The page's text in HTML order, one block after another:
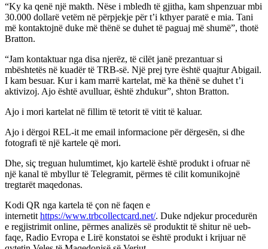
“Ky ka qenë një makth. Nëse i mbledh të gjitha, kam shpenzuar mbi
30.000 dollarë vetëm në përpjekje për t’i kthyer paratë e mia. Tani
më kontaktojnë duke më thënë se duhet të paguaj më shumë”, thotë
Bratton.
“Jam kontaktuar nga disa njerëz, të cilët janë prezantuar si
mbështetës në kuadër të TRB-së. Një prej tyre është quajtur Abigail.
I kam besuar. Kur i kam marrë kartelat, më ka thënë se duhet t’i
aktivizoj. Ajo është avulluar, është zhdukur”, shton Bratton.
Ajo i mori kartelat në fillim të tetorit të vitit të kaluar.
Ajo i dërgoi REL-it me email informacione për dërgesën, si dhe
fotografi të një kartele që mori.
Dhe, siç treguan hulumtimet, kjo kartelë është produkt i ofruar në
një kanal të mbyllur të Telegramit, përmes të cilit komunikojnë
tregtarët maqedonas.
Kodi QR nga kartela të çon në faqen e
internetit https://www.trbcollectcard.net/. Duke ndjekur procedurën
e regjistrimit online, përmes analizës së produktit të shitur në ueb-
faqe, Radio Evropa e Lirë konstatoi se është produkt i krijuar në